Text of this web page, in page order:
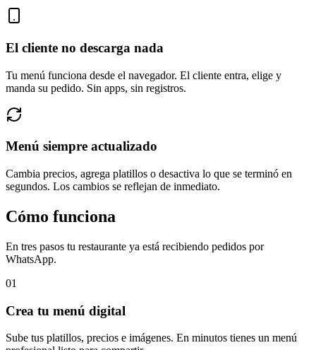
El cliente no descarga nada
Tu menú funciona desde el navegador. El cliente entra, elige y
manda su pedido. Sin apps, sin registros.
Menú siempre actualizado
Cambia precios, agrega platillos o desactiva lo que se terminó en
segundos. Los cambios se reflejan de inmediato.
Cómo funciona
En tres pasos tu restaurante ya está recibiendo pedidos por
WhatsApp.
01
Crea tu menú digital
Sube tus platillos, precios e imágenes. En minutos tienes un menú